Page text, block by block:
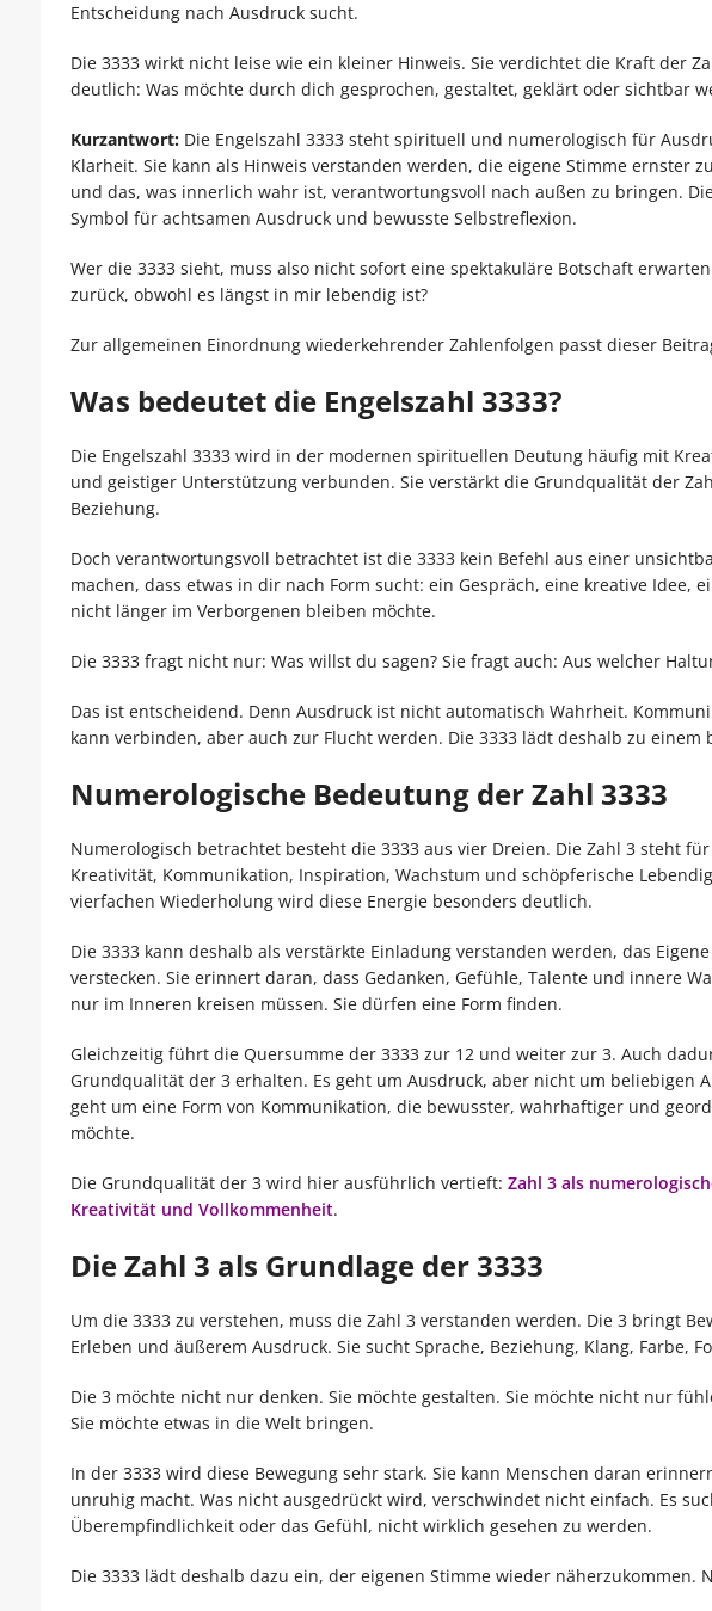
Entscheidung nach Ausdruck sucht.
Die 3333 wirkt nicht leise wie ein kleiner Hinweis. Sie verdichtet die Kraft der
deutlich: Was möchte durch dich gesprochen, gestaltet, geklärt oder sichtbar
Kurzantwort:Die Engelszahl 3333 steht spirituell und numerologisch für
Klarheit. Sie kann als Hinweis verstanden werden, die eigene Stimme ernster
und das, was innerlich wahr ist, verantwortungsvoll nach außen zu bringen.
Symbol für achtsamen Ausdruck und bewusste Selbstreflexion.
Wer die 3333 sieht, muss also nicht sofort eine spektakuläre Botschaft
zurück, obwohl es längst in mir lebendig ist?
Zur allgemeinen Einordnung wiederkehrender Zahlenfolgen passt dieser
Was bedeutet die Engelszahl 3333?
Die Engelszahl 3333 wird in der modernen spirituellen Deutung häufig mit
und geistiger Unterstützung verbunden. Sie verstärkt die Grundqualität der
Beziehung.
Doch verantwortungsvoll betrachtet ist die 3333 kein Befehl aus einer
machen, dass etwas in dir nach Form sucht: ein Gespräch, eine kreative Idee,
nicht länger im Verborgenen bleiben möchte.
Die 3333 fragt nicht nur: Was willst du sagen? Sie fragt auch: Aus welcher
Das ist entscheidend. Denn Ausdruck ist nicht automatisch Wahrheit.
kann verbinden, aber auch zur Flucht werden. Die 3333 lädt deshalb zu
Numerologische Bedeutung der Zahl 3333
Numerologisch betrachtet besteht die 3333 aus vier Dreien. Die Zahl 3 steht
Kreativität, Kommunikation, Inspiration, Wachstum und schöpferische
vierfachen Wiederholung wird diese Energie besonders deutlich.
Die 3333 kann deshalb als verstärkte Einladung verstanden werden, das
verstecken. Sie erinnert daran, dass Gedanken, Gefühle, Talente und innere
nur im Inneren kreisen müssen. Sie dürfen eine Form finden.
Gleichzeitig führt die Quersumme der 3333 zur 12 und weiter zur 3. Auch
Grundqualität der 3 erhalten. Es geht um Ausdruck, aber nicht um beliebigen
geht um eine Form von Kommunikation, die bewusster, wahrhaftiger und
möchte.
Die Grundqualität der 3 wird hier ausführlich vertieft: Zahl 3 als
Kreativität und Vollkommenheit.
Die Zahl 3 als Grundlage der 3333
Um die 3333 zu verstehen, muss die Zahl 3 verstanden werden. Die 3 bringt
Erleben und äußerem Ausdruck. Sie sucht Sprache, Beziehung, Klang, Farbe,
Die 3 möchte nicht nur denken. Sie möchte gestalten. Sie möchte nicht nur
Sie möchte etwas in die Welt bringen.
In der 3333 wird diese Bewegung sehr stark. Sie kann Menschen daran
unruhig macht. Was nicht ausgedrückt wird, verschwindet nicht einfach. Es
Überempfindlichkeit oder das Gefühl, nicht wirklich gesehen zu werden.
Die 3333 lädt deshalb dazu ein, der eigenen Stimme wieder